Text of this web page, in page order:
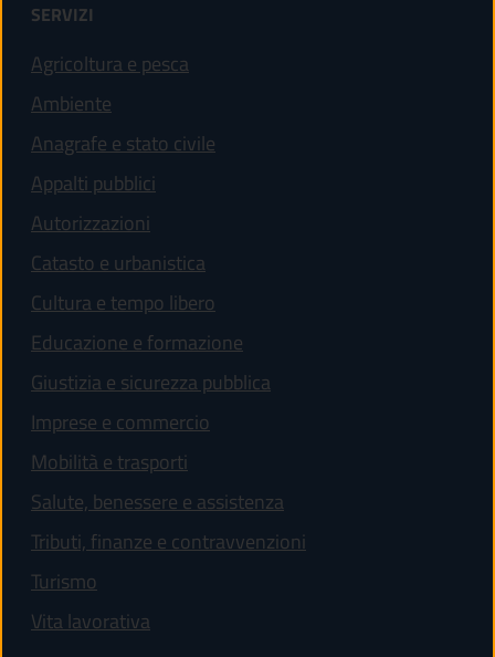
SERVIZI
Agricoltura e pesca
Ambiente
Anagrafe e stato civile
Appalti pubblici
Autorizzazioni
Catasto e urbanistica
Cultura e tempo libero
Educazione e formazione
Giustizia e sicurezza pubblica
Imprese e commercio
Mobilità e trasporti
Salute, benessere e assistenza
Tributi, finanze e contravvenzioni
Turismo
Vita lavorativa